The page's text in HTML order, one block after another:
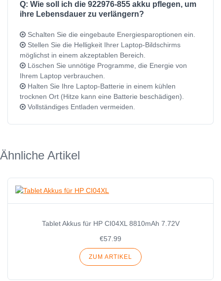
Q: Wie soll ich die 922976-855 akku pflegen, um
ihre Lebensdauer zu verlängern?
Schalten Sie die eingebaute Energiesparoptionen ein.
Stellen Sie die Helligkeit Ihrer Laptop-Bildschirms
möglichst in einem akzeptablen Bereich.
Löschen Sie unnötige Programme, die Energie von
Ihrem Laptop verbrauchen.
Halten Sie Ihre Laptop-Batterie in einem kühlen
trocknen Ort (Hitze kann eine Batterie beschädigen).
Vollständiges Entladen vermeiden.
Ähnliche Artikel
Tablet Akkus für HP CI04XL 8810mAh 7.72V
€57.99
ZUM ARTIKEL